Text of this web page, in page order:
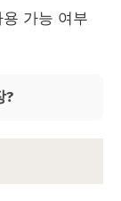
가능 여부
?